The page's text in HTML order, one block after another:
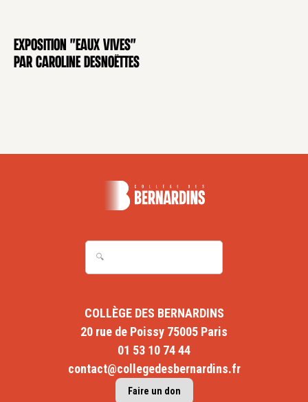
EXPOSITION
Exposition "Eaux Vives"
par Caroline Desnoëttes
COLLÈGE DES BERNARDINS
20 rue de Poissy 75005 Paris
01 53 10 74 44
contact@collegedesbernardins.fr
Faire un don